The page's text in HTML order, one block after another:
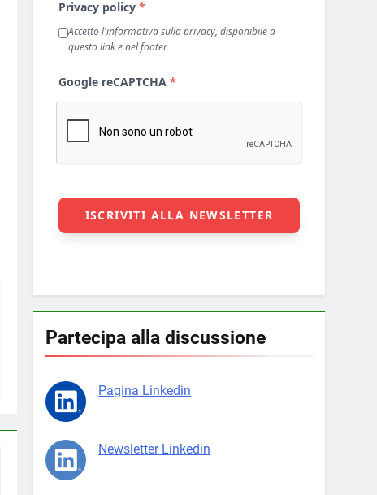
Partecipa alla discussione
Pagina Linkedin
Newsletter Linkedin